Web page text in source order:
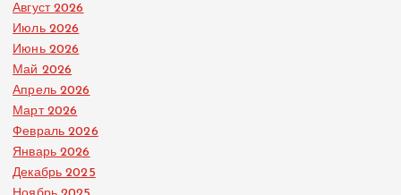
Август 2026
Июль 2026
Июнь 2026
Май 2026
Апрель 2026
Март 2026
Февраль 2026
Январь 2026
Декабрь 2025